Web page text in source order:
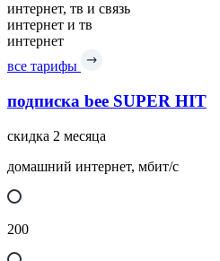
интернет, тв и связь
интернет и тв
интернет
все тарифы
подписка bee SUPER HIT
скидка 2 месяца
домашний интернет, мбит/с
200